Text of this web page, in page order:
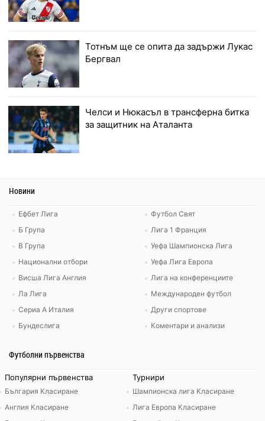
Тотнъм ще се опита да задържи Лукас
Бергвал
Челси и Нюкасъл в трансферна битка
за защитник на Аталанта
Новини
Ефбет Лига
Б Група
В Група
Национални отбори
Висша Лига Англия
Ла Лига
Сериа А Италия
Бундеслига
Футбол Свят
Лига 1 Франция
Уефа Шампионска Лига
Уефа Лига Европа
Лига на конференциите
Международен футбол
Други спортове
Коментари и анализи
Футболни първенства
Популярни първенства
България Класиране
Англия Класиране
Турнири
Шампионска лига Класиране
Лига Европа Класиране